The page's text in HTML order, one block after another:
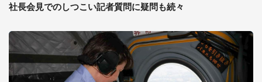
社長会見でのしつこい記者質問に疑問も続々